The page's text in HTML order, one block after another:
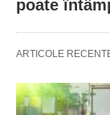
poate
ARTICOLE